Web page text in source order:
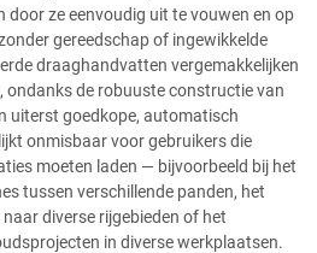
door ze eenvoudig uit te vouwen en op
gereedschap of ingewikkelde
draaghandvatten vergemakkelijken
de robuuste constructie van
uiterst goedkope, automatisch
onmisbaar voor gebruikers die
moeten laden — bijvoorbeeld bij het
tussen verschillende panden, het
diverse rijgebieden of het
in diverse werkplaatsen.